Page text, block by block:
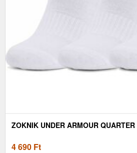
ZOKNIK UNDER ARMOUR
4 690 Ft